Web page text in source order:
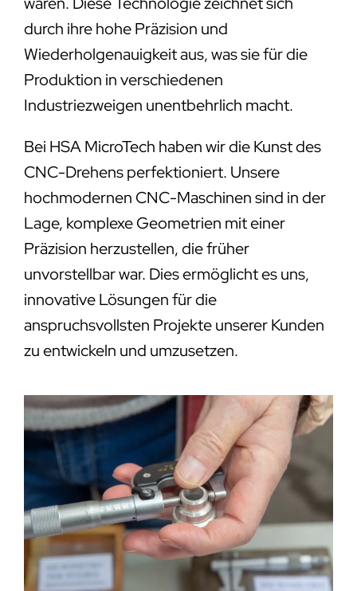
durch ihre hohe Präzision und
Wiederholgenauigkeit aus, was sie für die
Produktion in verschiedenen
Industriezweigen unentbehrlich macht.
Bei HSA MicroTech haben wir die Kunst des
CNC-Drehens perfektioniert. Unsere
hochmodernen CNC-Maschinen sind in der
Lage, komplexe Geometrien mit einer
Präzision herzustellen, die früher
unvorstellbar war. Dies ermöglicht es uns,
innovative Lösungen für die
anspruchsvollsten Projekte unserer Kunden
zu entwickeln und umzusetzen.